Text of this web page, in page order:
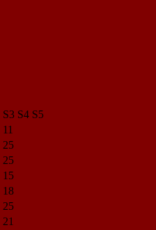
S3 S4 S5
11
25
25
15
18
25
21